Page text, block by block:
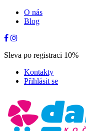
O nás
Blog
Sleva po registraci 10%
Kontakty
Přihlásit se